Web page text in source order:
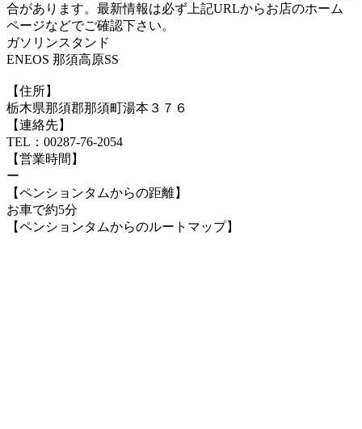
合があります。最新情報は必ず上記URLからお店のホーム
ページなどでご確認下さい。
ガソリンスタンド
ENEOS 那須高原SS
【住所】
栃木県那須郡那須町湯本３７６
【連絡先】
TEL：00287-76-2054
【営業時間】
ー
【ペンションタムからの距離】
お車で約5分
【ペンションタムからのルートマップ】